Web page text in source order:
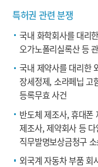
특허권 관련 분쟁
국내 화학회사를 대리
오가노폴리실록산 등
국내 제약사를 대리한
장세정제, 소라페닙 고
등록무효 사건
반도체 제조사, 휴대폰
제조사, 제약회사 등
직무발명보상금청구
외국계 자동차 부품 회